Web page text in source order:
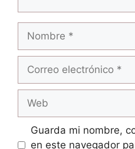
electrónico
Guarda mi nombre,
en este navegador